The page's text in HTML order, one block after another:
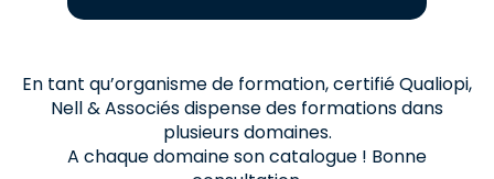
En tant qu’organisme de formation, certifié Qualiopi,
Nell & Associés dispense des formations dans
plusieurs domaines.
A chaque domaine son catalogue ! Bonne